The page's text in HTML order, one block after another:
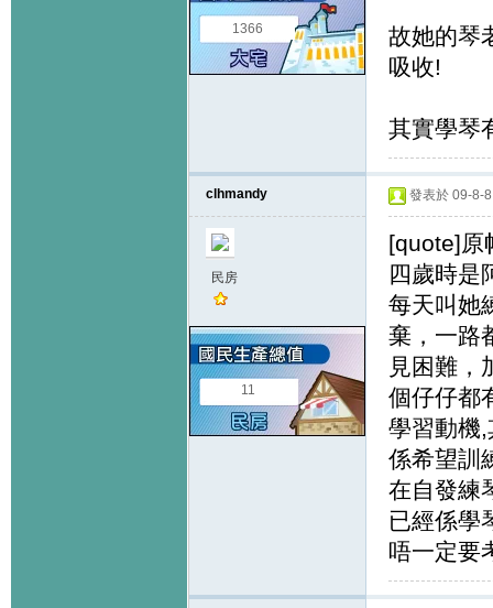
1366
故她的琴
吸收!
其實學琴
clhmandy
民房
11
發表於 09-8-
[quote]
四歲時是
每天叫她
棄，一路
見困難，
個仔仔都
學習動機
係希望訓
在自發練
已經係學
唔一定要